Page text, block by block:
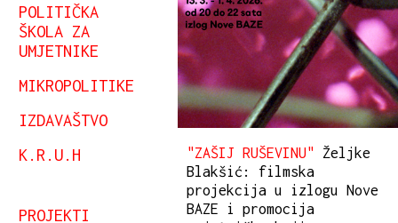
POLITIČKA
ŠKOLA ZA
UMJETNIKE
MIKROPOLITIKE
IZDAVAŠTVO
K.R.U.H
PROJEKTI
"ZAŠIJ RUŠEVINU" Željke
Blakšić: filmska
projekcija u izlogu Nove
BAZE i promocija